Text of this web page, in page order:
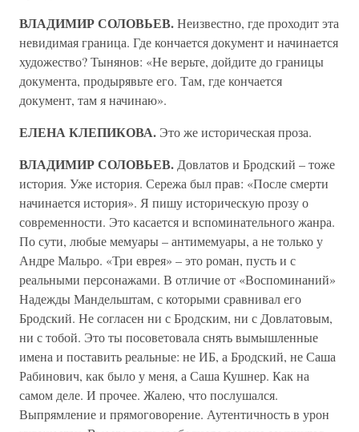
ВЛАДИМИР СОЛОВЬЕВ.Неизвестно, где проходит эта
невидимая граница. Где кончается документ и начинается
художество? Тынянов: «Не верьте, дойдите до границы
документа, продырявьте его. Там, где кончается
документ, там я начинаю».
ЕЛЕНА КЛЕПИКОВА. Это же историческая проза.
ВЛАДИМИР СОЛОВЬЕВ. Довлатов и Бродский – тоже
история. Уже история. Сережа был прав: «После смерти
начинается история». Я пишу историческую прозу о
современности. Это касается и вспоминательного жанра.
По сути, любые мемуары – антимемуары, а не только у
Андре Мальро. «Три еврея» – это роман, пусть и с
реальными персонажами. В отличие от «Воспоминаний»
Надежды Мандельштам, с которыми сравнивал его
Бродский. Не согласен ни с Бродским, ни с Довлатовым,
ни с тобой. Это ты посоветовала снять вымышленные
имена и поставить реальные: не ИБ, а Бродский, не Саша
Рабинович, как было у меня, а Саша Кушнер. Как на
самом деле. И прочее. Жалею, что послушался.
Выпрямление и прямоговорение. Аутентичность в урон